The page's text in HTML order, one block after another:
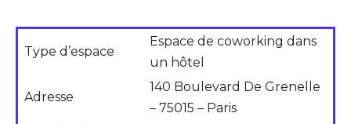
Type d’espace
Espace de coworking dans
un hôtel
Adresse
140 Boulevard De Grenelle
– 75015 – Paris